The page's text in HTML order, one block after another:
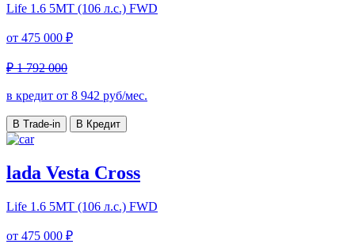
Life 1.6 5MT (106 л.с.) FWD
от 475 000 ₽
₽ 1 792 000
в кредит от 8 942 руб/мес.
В Trade-in В Кредит
lada Vesta Cross
Life 1.6 5MT (106 л.с.) FWD
от 475 000 ₽